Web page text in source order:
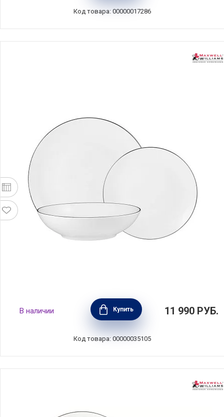
Код товара: 00000017286
Обеденный набор на 4 персоны, 12
предметов, фарфор, белый с серебристым
кантом, Maxwell & Williams, MW601-RR0068
В наличии Купить 11 990 РУБ.
Код товара: 00000035105